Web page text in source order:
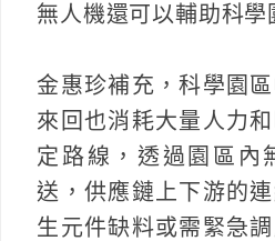
無人機還可以輔助科學
金惠珍補充，科學園
來回也消耗大量人力
定路線，透過園區內
送，供應鏈上下游的
生元件缺料或需緊急